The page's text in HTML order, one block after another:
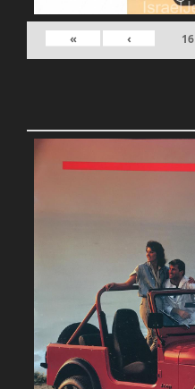
16
›
»